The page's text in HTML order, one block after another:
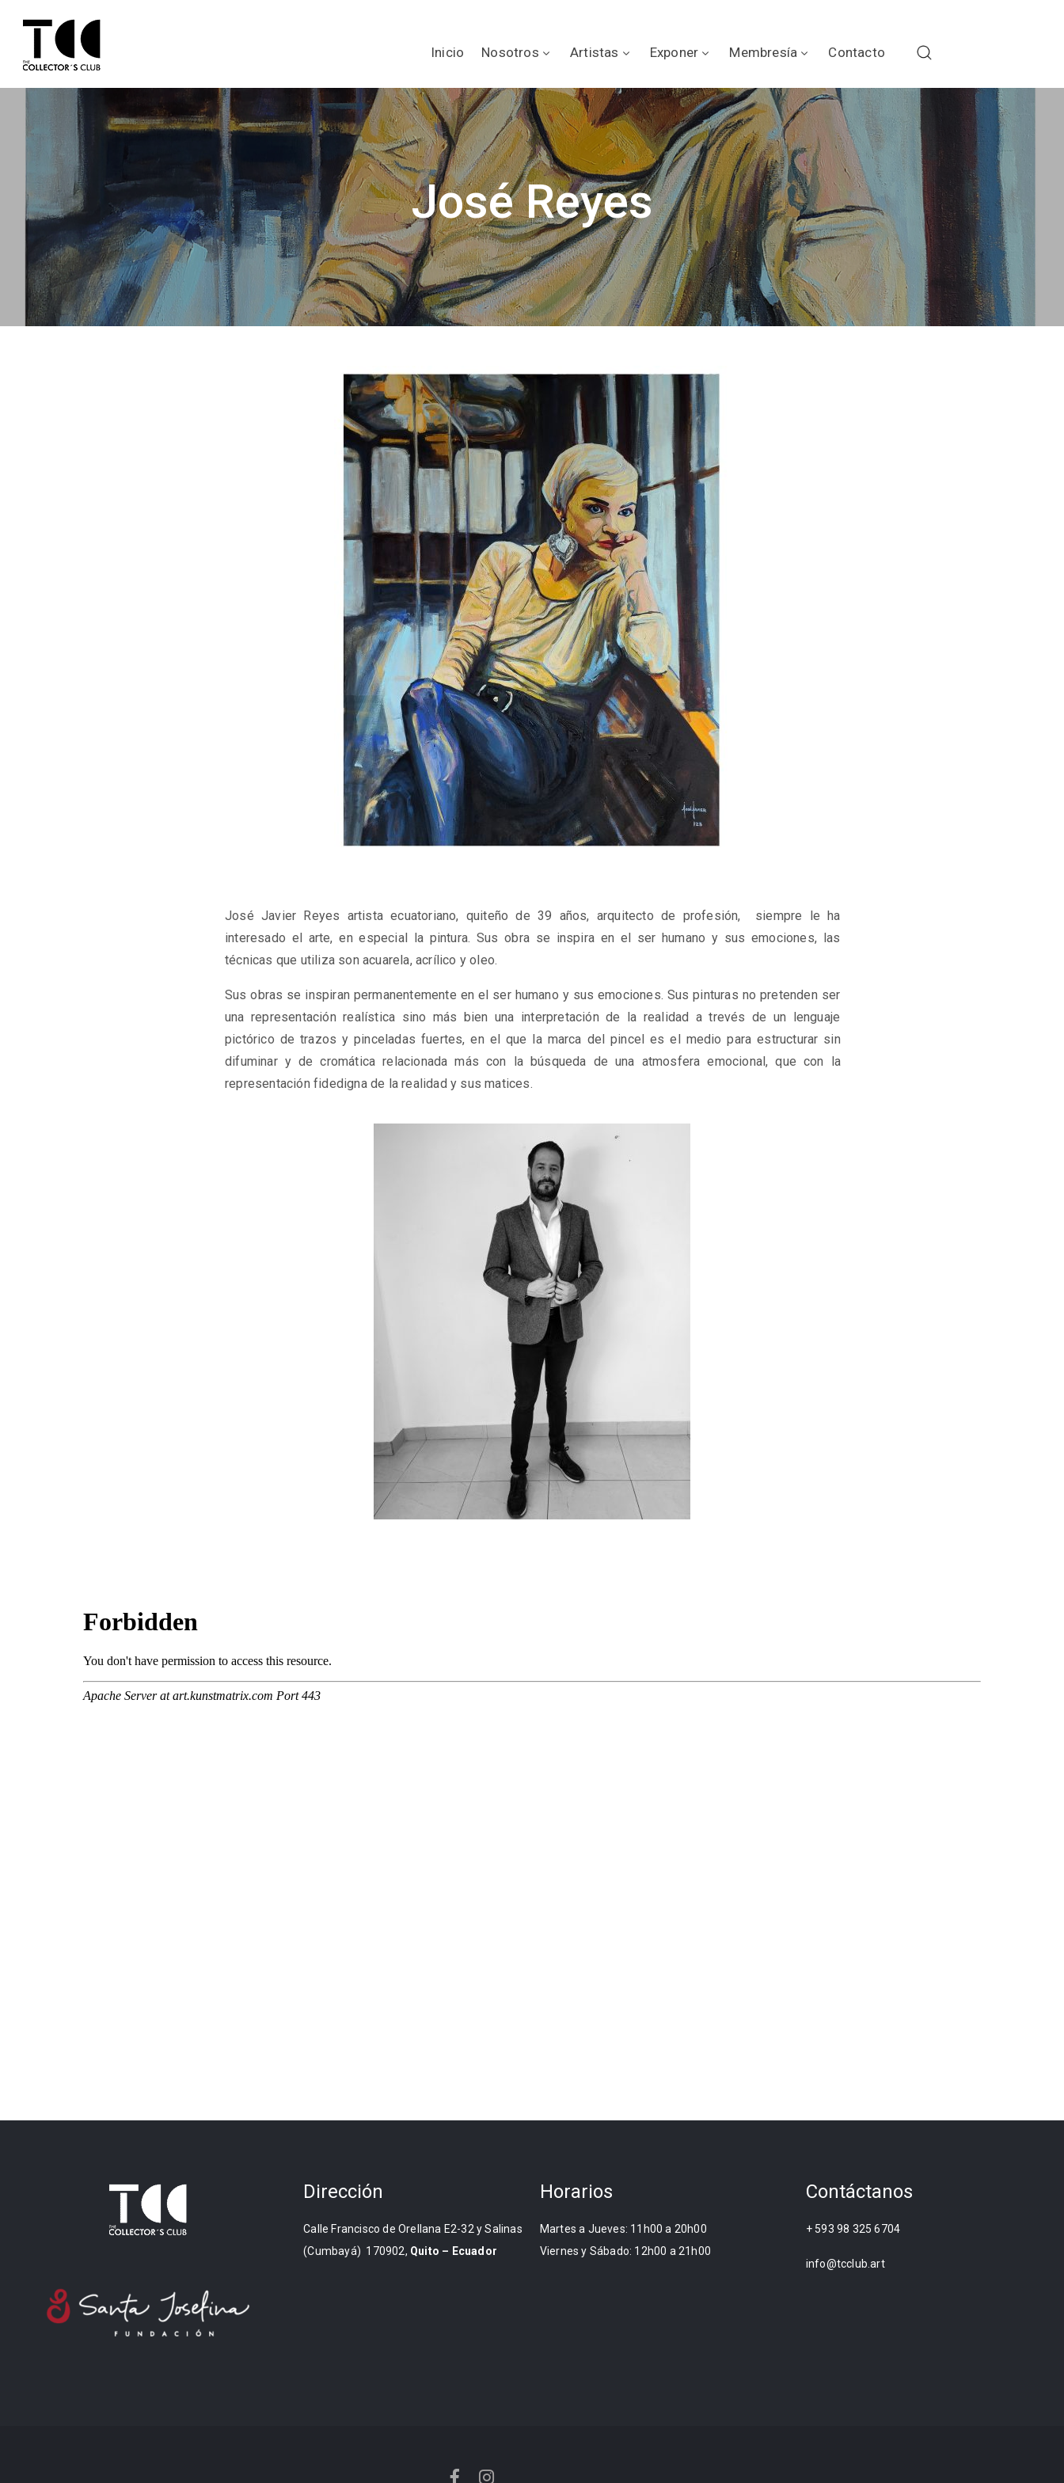
Inicio Nosotros Artistas Exponer Membresía Contacto
José Reyes
José Javier Reyes artista ecuatoriano, quiteño de 39 años, arquitecto de profesión,
siempre le ha
interesado el arte, en especial la pintura. Sus obra se inspira en el ser humano y sus emociones, las
técnicas que utiliza son acuarela, acrílico y oleo.
Sus obras se inspiran permanentemente en el ser humano y sus emociones. Sus pinturas no pretenden ser
una representación realística sino más bien una interpretación de la realidad a trevés de un lenguaje
pictórico de trazos y pinceladas fuertes, en el que la marca del pincel es el medio para estructurar sin
difuminar y de cromática relacionada más con la búsqueda de una atmosfera emocional, que con la
representación fidedigna de la realidad y sus matices.
Dirección
Calle Francisco de Orellana E2-32 y Salinas
(Cumbayá) 170902, Quito – Ecuador
Horarios
Martes a Jueves: 11h00 a 20h00
Viernes y Sábado: 12h00 a 21h00
Contáctanos
+ 593 98 325 6704
info@tcclub.art